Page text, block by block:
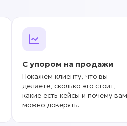
С упором на продажи
Покажем клиенту, что вы
делаете, сколько это стоит,
какие есть кейсы и почему вам
можно доверять.